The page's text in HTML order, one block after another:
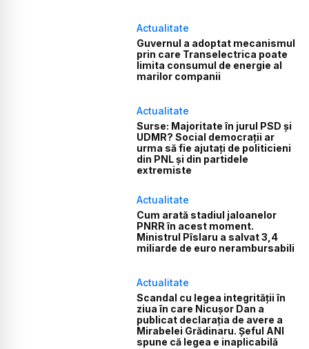
Actualitate
Guvernul a adoptat mecanismul
prin care Transelectrica poate
limita consumul de energie al
marilor companii
Actualitate
Surse: Majoritate în jurul PSD și
UDMR? Social democrații ar
urma să fie ajutați de politicieni
din PNL și din partidele
extremiste
Actualitate
Cum arată stadiul jaloanelor
PNRR în acest moment.
Ministrul Pîslaru a salvat 3,4
miliarde de euro nerambursabili
Actualitate
Scandal cu legea integrității în
ziua în care Nicușor Dan a
publicat declarația de avere a
Mirabelei Grădinaru. Șeful ANI
spune că legea e inaplicabilă